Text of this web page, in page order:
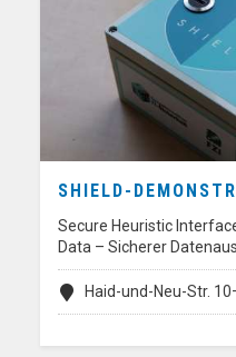
SHIELD-
Secure Heuristic
Data – Sicherer
Haid-und-Neu-Str.